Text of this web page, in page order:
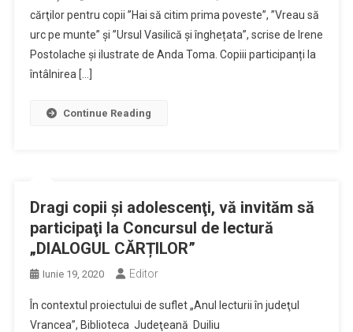
cărţilor pentru copii ”Hai să citim prima poveste”, ”Vreau să
urc pe munte” și ”Ursul Vasilică și înghețata”, scrise de Irene
Postolache şi ilustrate de Anda Toma. Copiii participanți la
întâlnirea […]
Continue Reading
Dragi copii şi adolescenţi, vă invităm să
participaţi la Concursul de lectură
„DIALOGUL CĂRȚILOR”
Iunie 19, 2020 Editor
În contextul proiectului de suflet „Anul lecturii în judeţul
Vrancea”, Biblioteca Judeţeană Duiliu